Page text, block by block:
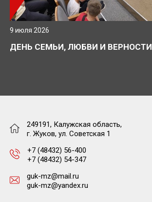
9 июля 2026
ДЕНЬ СЕМЬИ, ЛЮБВИ И ВЕРНОСТИ
249191, Калужская область,
г. Жуков, ул. Советская 1
+7 (48432) 56-400
+7 (48432) 54-347
guk-mz@mail.ru
guk-mz@yandex.ru